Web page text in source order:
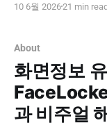
하는 정보 유출 위
10 6월 202621 min
About
화면정보
과 비주얼